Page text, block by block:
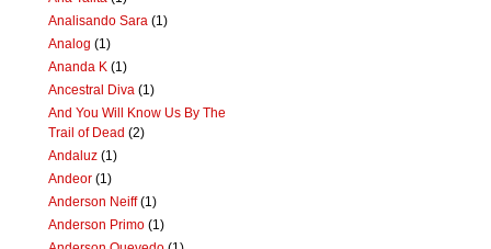
Analisando Sara (1)
Analog (1)
Ananda K (1)
Ancestral Diva (1)
And You Will Know Us By The
Trail of Dead (2)
Andaluz (1)
Andeor (1)
Anderson Neiff (1)
Anderson Primo (1)